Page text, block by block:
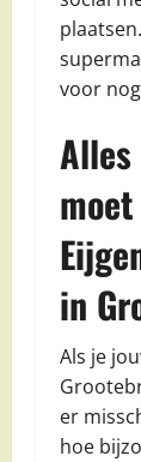
voor
in
Als je
er
hoe